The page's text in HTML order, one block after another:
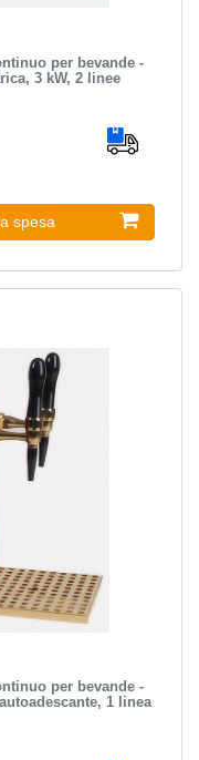
per bevande -
3 kW, 2 linee
spesa
per bevande -
1 linea